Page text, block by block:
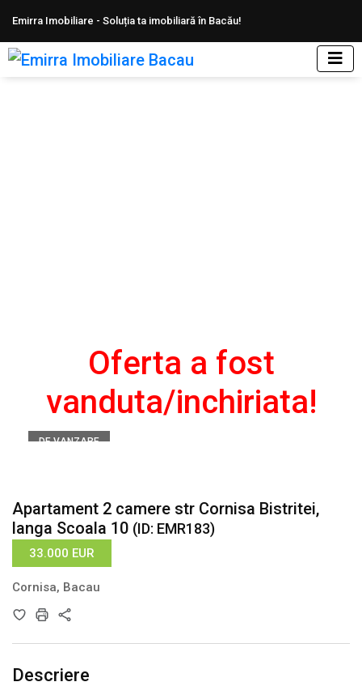
Emirra Imobiliare - Soluția ta imobiliară în Bacău!
Oferta a fost
vanduta/inchiriata!
DE VANZARE
Apartament 2 camere str Cornisa Bistritei,
langa Scoala 10 (ID: EMR183)
33.000 EUR
Cornisa, Bacau
Descriere